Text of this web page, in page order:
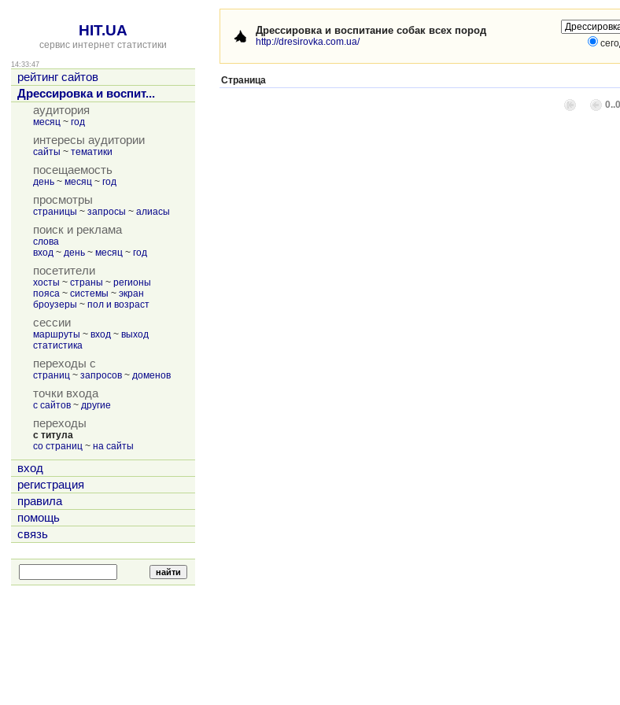
HIT.UA
сервис интернет статистики
14:33:47
рейтинг сайтов
Дрессировка и воспит...
аудитория
месяц ~ год
интересы аудитории
сайты ~ тематики
посещаемость
день ~ месяц ~ год
просмотры
страницы ~ запросы ~ алиасы
поиск и реклама
слова
вход ~ день ~ месяц ~ год
посетители
хосты ~ страны ~ регионы
пояса ~ системы ~ экран
броузеры ~ пол и возраст
сессии
маршруты ~ вход ~ выход
статистика
переходы с
страниц ~ запросов ~ доменов
точки входа
с сайтов ~ другие
переходы
с титула
со страниц ~ на сайты
вход
регистрация
правила
помощь
связь
Дрессировка и воспитание собак всех пород
http://dresirovka.com.ua/
Страница
0..0